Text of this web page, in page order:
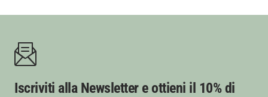
Iscriviti alla Newsletter e ottieni il 10% di